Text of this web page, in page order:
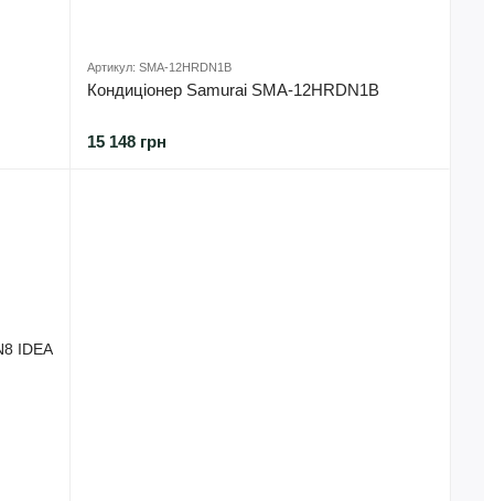
Артикул: SMA-12HRDN1B
Кондиціонер Samurai SMA-12HRDN1B
15 148 грн